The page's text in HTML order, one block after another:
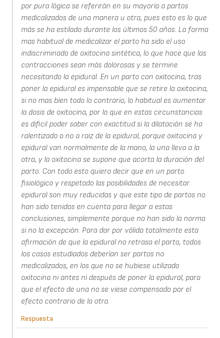
por pura lógica se referirán en su mayoría a partos
medicalizados de una manera u otra, pues esto es lo que
más se ha estilado durante los últimos 50 años. La forma
mas habitual de medicalizar el parto ha sido el uso
indiscriminado de oxitocina sintética, lo que hace que las
contracciones sean más dolorosas y se termine
necesitando la epidural. En un parto con oxitocina, tras
poner la epidural es impensable que se retire la oxitocina,
si no mas bien todo lo contrario, lo habitual es aumentar
la dosis de oxitocina, por lo que en estas circunstancias
es dificil poder saber con exactitud si la dilatación se ha
ralentizado o no a raiz de la epidural, porque oxitocina y
epidural van normalmente de la mano, la una lleva a la
otra, y la oxitocina se supone que acorta la duración del
parto. Con todo esto quiero decir que en un parto
fisiológico y respetado las posibilidades de necesitar
epidural son muy reducidas y que este tipo de partos no
han sido tenidos en cuenta para llegar a estas
conclusiones, simplemente porque no han sido la norma
si no la excepción. Para dar por válida totalmente esta
afirmación de que la epidural no retrasa el parto, todos
los casos estudiados deberían ser partos no
medicalizados, en los que no se hubiese utilizado
oxitocina ni antes ni después de poner la epidural, para
que el efecto de una no se viese compensado por el
efecto contrario de la otra.
Respuesta